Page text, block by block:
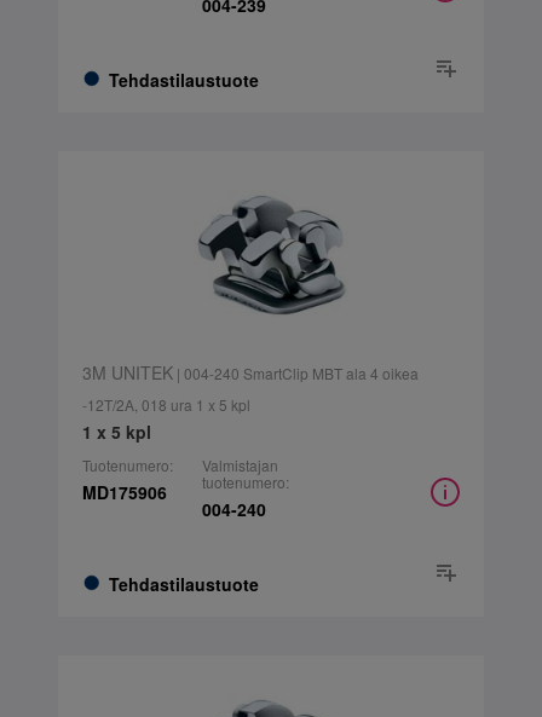
Tehdastilaustuote
004-239
3M UNITEK| 004-240 SmartClip MBT ala 4 oikea
-12T/2A, 018 ura 1 x 5 kpl
1 x 5 kpl
Tuotenumero:
MD175906
Tehdastilaustuote
Valmistajan
tuotenumero:
004-240